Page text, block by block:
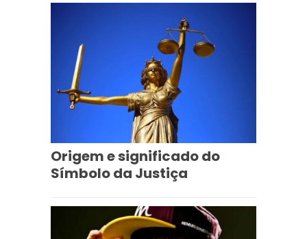
Origem e significado do
Símbolo da Justiça